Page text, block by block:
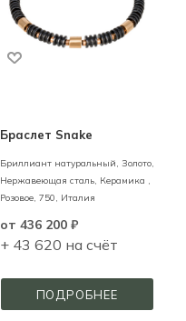
Браслет Snake
Бриллиант натуральный, Золото,
Нержавеющая сталь, Керамика ,
Розовое, 750, Италия
от 436 200 ₽
+ 43 620 на счёт
ПОДРОБНЕЕ